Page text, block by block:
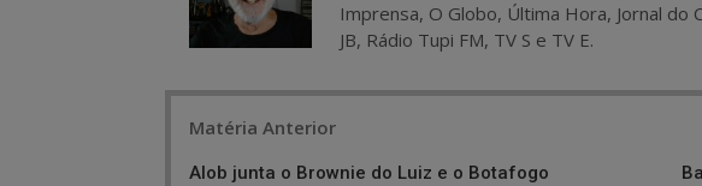
Imprensa, O Globo, Última Hora, Jornal do
JB, Rádio Tupi FM, TV S e TV E.
Matéria Anterior
Alob junta o Brownie do Luiz e o Botafogo